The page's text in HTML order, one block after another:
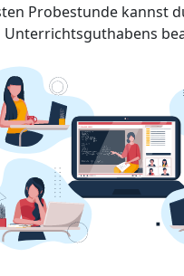
Probestunde kannst
Unterrichtsguthabens